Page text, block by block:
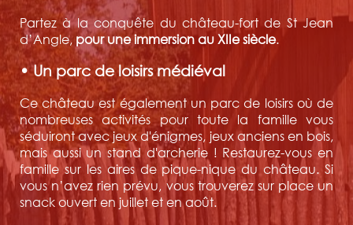
Partez à la conquête du château-fort de St Jean
d’Angle, pour une immersion au XIIe siècle.
• Un parc de loisirs médiéval
Ce château est également un parc de loisirs où de
nombreuses activités pour toute la famille vous
séduiront avec jeux d'énigmes, jeux anciens en bois,
mais aussi un stand d'archerie ! Restaurez-vous en
famille sur les aires de pique-nique du château. Si
vous n’avez rien prévu, vous trouverez sur place un
snack ouvert en juillet et en août.